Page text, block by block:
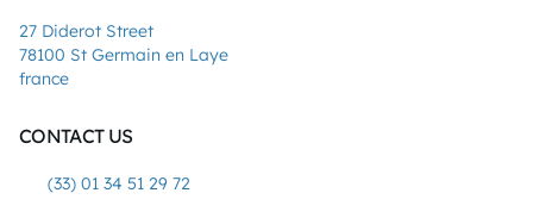
27 Diderot Street
78100 St Germain en Laye
france
CONTACT US
(33) 01 34 51 29 72